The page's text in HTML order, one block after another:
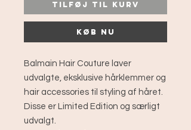
Tilføj til kurv
Køb nu
Balmain Hair Couture laver
udvalgte, eksklusive hårklemmer og
hair accessories til styling af håret.
Disse er Limited Edition og særligt
udvalgt.